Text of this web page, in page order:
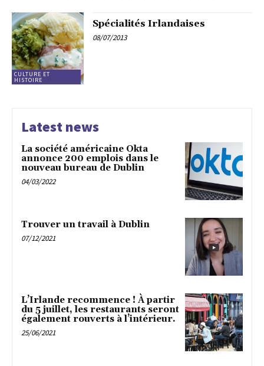
CULTURE ET
HISTOIRE
Spécialités Irlandaises
08/07/2013
Latest news
La société américaine Okta
annonce 200 emplois dans le
nouveau bureau de Dublin
04/03/2022
Trouver un travail à Dublin
07/12/2021
L’Irlande recommence ! À partir
du 5 juillet, les restaurants seront
également rouverts à l’intérieur.
25/06/2021